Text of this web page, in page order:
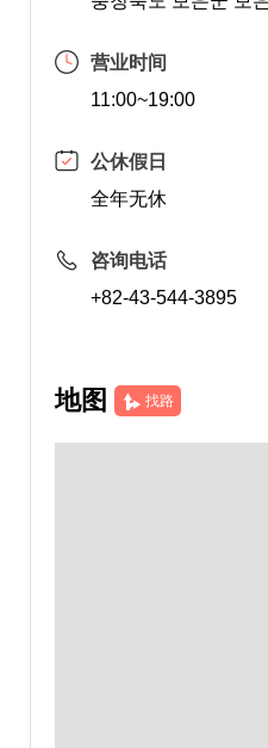
营业时间
11:00~19:00
公休假日
全年无休
咨询电话
+82-43-544-3895
地图 找路